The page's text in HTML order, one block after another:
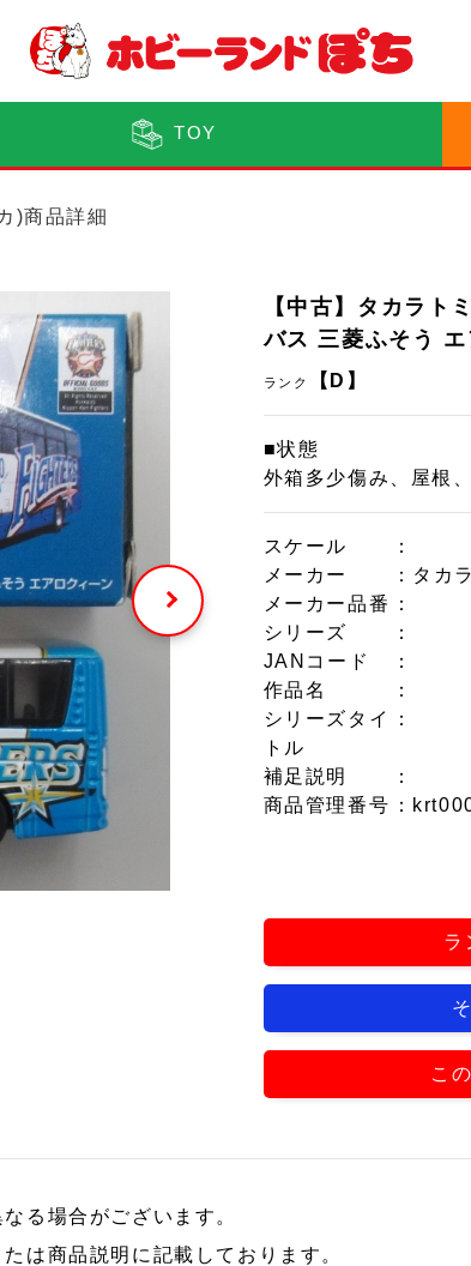
TOY
)商品詳細
【中古】タカラト
バス 三菱ふそう
ランク 【D】
■状態
外箱多少傷み、屋根
スケール
：
メーカー
：タカ
メーカー品番
：
シリーズ
：
JANコード
：
作品名
：
シリーズタイ
トル
：
補足説明
：
商品管理番号 ：
ラ
こ
る場合がございます。
は商品説明に記載しております。